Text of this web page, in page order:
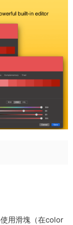
用滑塊（在color